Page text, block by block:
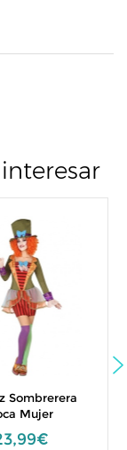
Sombrerera
Mujer